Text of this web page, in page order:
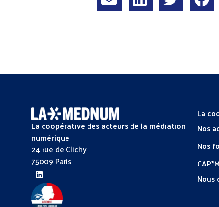
La coopérative des acteurs de la médiation
numérique
24 rue de Clichy
75009 Paris
La
Nos
Nos
Nous